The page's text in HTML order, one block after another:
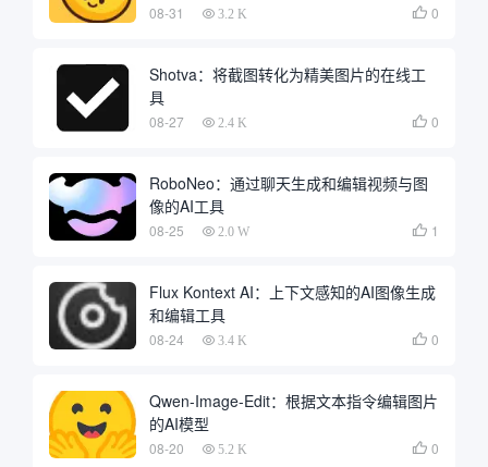
08-31 3.2 K  0
Shotva：将截图转化为精美图片的在线工
具
08-27 2.4 K  0
RoboNeo：通过聊天生成和编辑视频与图
像的AI工具
08-25 2.0 W  1
Flux Kontext AI：上下文感知的AI图像生成
和编辑工具
08-24 3.4 K  0
Qwen-Image-Edit：根据文本指令编辑图片
的AI模型
08-20 5.2 K  0